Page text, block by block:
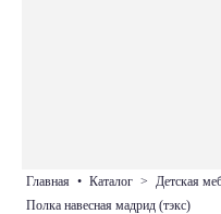
главная • каталог > детская
полка навесная мадрид (тэкс)